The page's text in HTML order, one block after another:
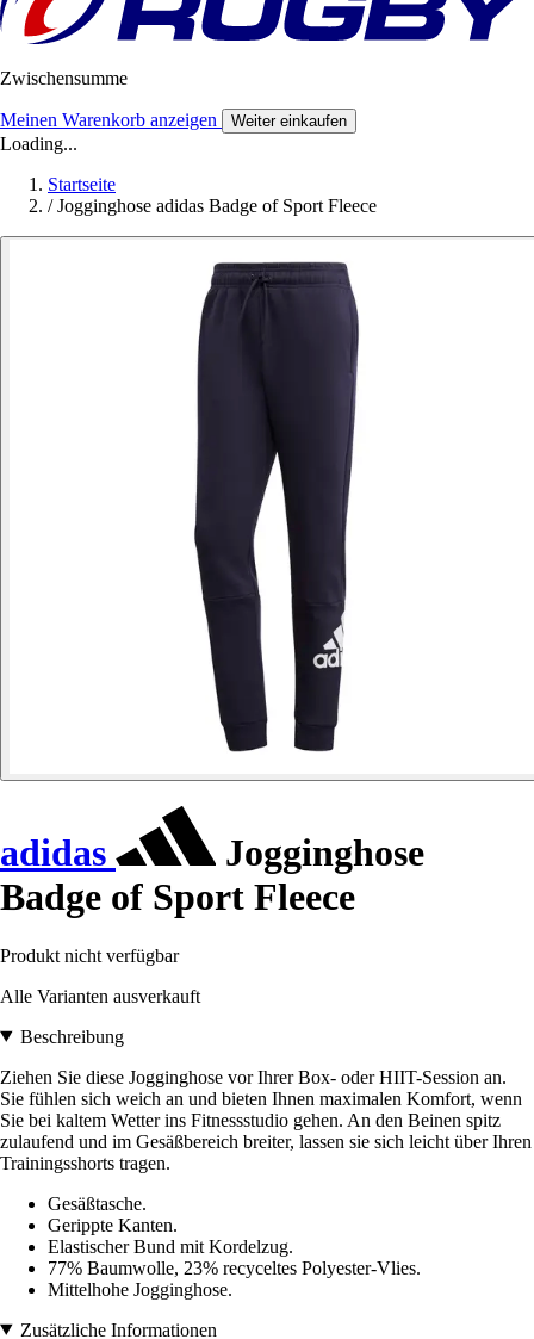
Zwischensumme
Meinen Warenkorb anzeigen Weiter einkaufen
Loading...
Startseite
/ Jogginghose adidas Badge of Sport Fleece
adidas
Jogginghose
Badge of Sport Fleece
Produkt nicht verfügbar
Alle Varianten ausverkauft
Beschreibung
Ziehen Sie diese Jogginghose vor Ihrer Box- oder HIIT-Session an.
Sie fühlen sich weich an und bieten Ihnen maximalen Komfort, wenn
Sie bei kaltem Wetter ins Fitnessstudio gehen. An den Beinen spitz
zulaufend und im Gesäßbereich breiter, lassen sie sich leicht über Ihren
Trainingsshorts tragen.
Gesäßtasche.
Gerippte Kanten.
Elastischer Bund mit Kordelzug.
77% Baumwolle, 23% recyceltes Polyester-Vlies.
Mittelhohe Jogginghose.
Zusätzliche Informationen